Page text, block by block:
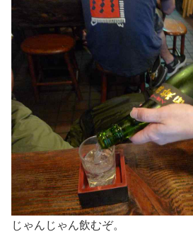
じゃんじゃん飲むぞ。